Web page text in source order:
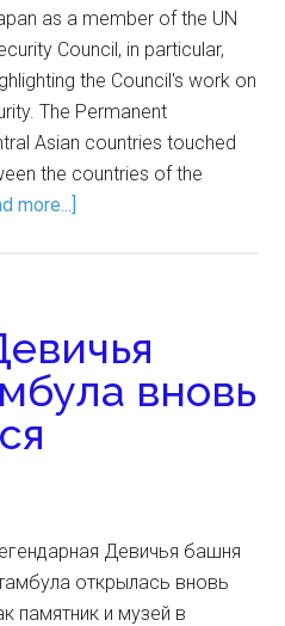
as a member of the UN
Council, in particular,
the Council's work on
The Permanent
Asian countries touched
the countries of the
more...]
вновь
Девичья башня
открылась вновь
памятник и музей в